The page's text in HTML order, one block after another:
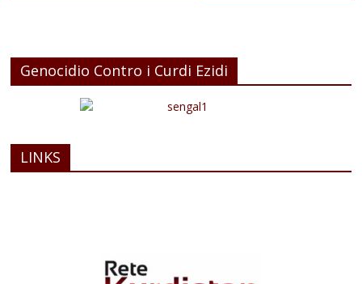
Genocidio Contro i Curdi Ezidi
LINKS